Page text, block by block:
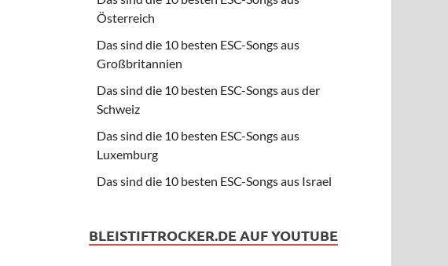
Österreich
Das sind die 10 besten ESC-Songs aus
Großbritannien
Das sind die 10 besten ESC-Songs aus der
Schweiz
Das sind die 10 besten ESC-Songs aus
Luxemburg
Das sind die 10 besten ESC-Songs aus Israel
BLEISTIFTROCKER.DE AUF YOUTUBE